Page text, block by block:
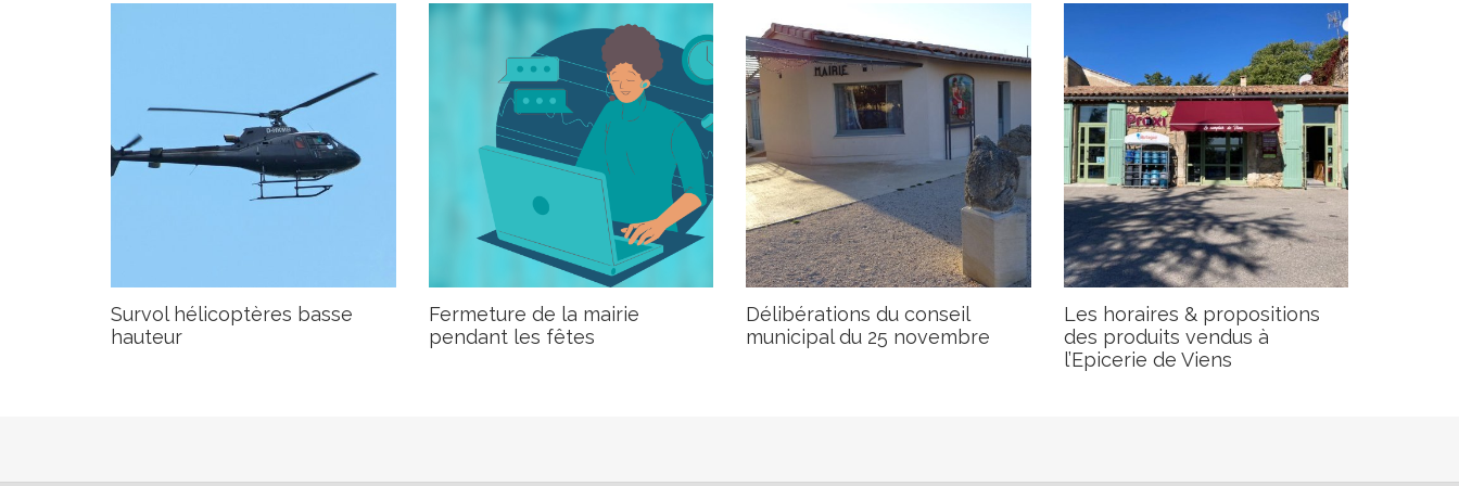
Survol hélicoptères basse
hauteur
Fermeture de la mairie
pendant les fêtes
Délibérations du conseil
municipal du 25 novembre
Les horaires & propositions
des produits vendus à
l’Epicerie de Viens